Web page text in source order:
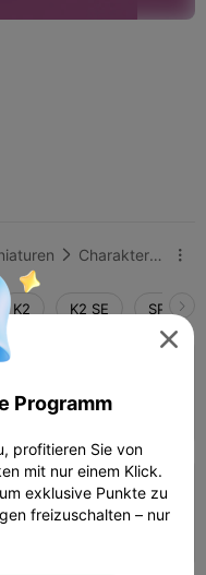
 Charaktere & Kreaturen 
K2 K2 SE SPARKX
1 plates  68.40g
15% infill
1 plates

Programm
profitieren Sie von
mit nur einem Klick.
exklusive Punkte zu
freizuschalten – nur